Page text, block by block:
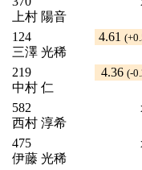
上村 陽音
124
三澤 光稀
4.61
219
中村 仁
4.36 (-
582
西村 淳希
475
伊藤 光稀